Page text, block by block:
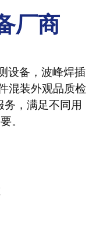
厂商
设备，波峰焊插
混装外观品质检
，满足不同用
。